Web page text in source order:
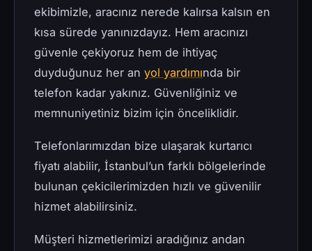
ekibimizle, aracınız nerede kalırsa kalsın en
kısa sürede yanınızdayız. Hem aracınızı
güvenle çekiyoruz hem de ihtiyaç
duyduğunuz her an yol yardımında bir
telefon kadar yakınız. Güvenliğiniz ve
memnuniyetiniz bizim için önceliklidir.
Telefonlarımızdan bize ulaşarak kurtarıcı
fiyatı alabilir, İstanbul’un farklı bölgelerinde
bulunan çekicilerimizden hızlı ve güvenilir
hizmet alabilirsiniz.
Müşteri hizmetlerimizi aradığınız andan